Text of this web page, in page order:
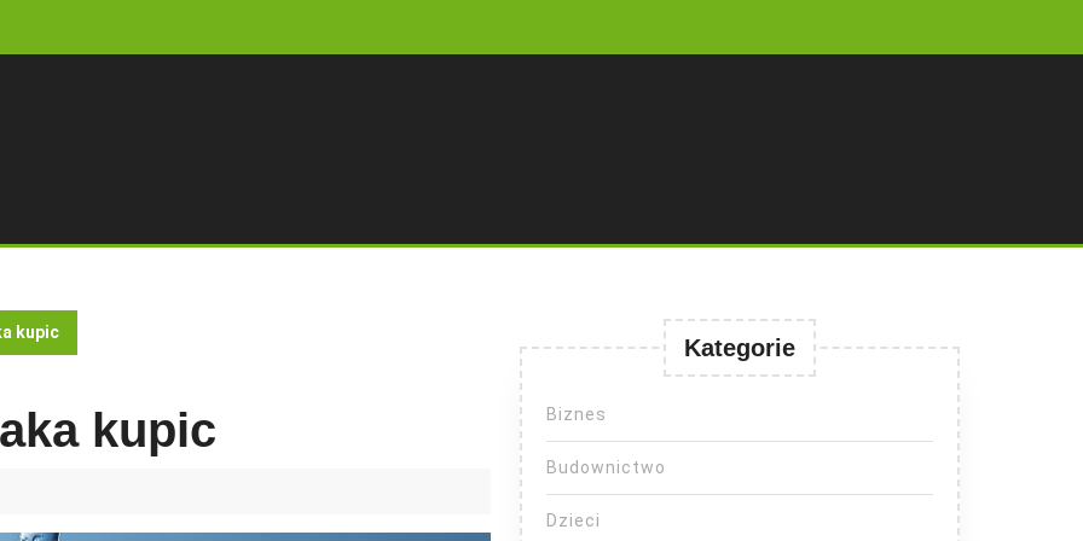
kupic
kupic
Kategorie
Biznes
Budownictwo
Dzieci